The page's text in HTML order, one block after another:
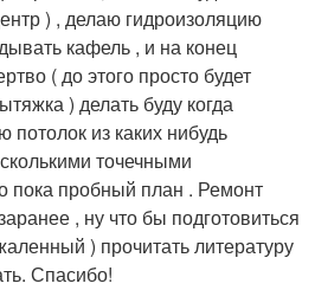
) , делаю гидроизоляцию
кафель , и на конец
( до этого просто будет
) делать буду когда
потолок из каких нибудь
точечными
пока пробный план . Ремонт
, ну что бы подготовиться
) прочитать литературу
Спасибо!